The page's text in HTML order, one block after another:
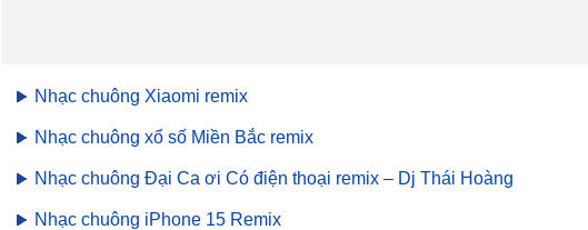
Nhạc chuông Xiaomi remix
Nhạc chuông xổ số Miền Bắc remix
Nhạc chuông Đại Ca ơi Có điện thoại remix – Dj Thái Hoàng
Nhạc chuông iPhone 15 Remix